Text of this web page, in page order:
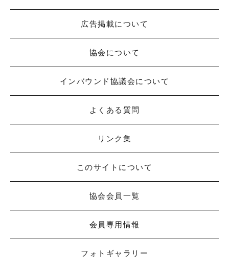
広告掲載について
協会について
インバウンド協議会について
よくある質問
リンク集
このサイトについて
協会会員一覧
会員専用情報
フォトギャラリー